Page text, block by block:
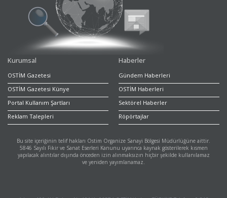
Kurumsal
OSTİM Gazetesi
OSTİM Gazetesi Künye
Portal Kullanım Şartları
Reklam Talepleri
Haberler
Gündem Haberleri
OSTİM Haberleri
Sektörel Haberler
Röpörtajlar
Bu site içeriğinin telif hakları Ostim Organize Sanayi Bölgesi Müdürlüğüne aittir.
5846 Sayılı Fikir ve Sanat Eserleri Kanunu uyarınca kaynak gösterilerek kısmen
yapılacak alıntılar dışında önceden izin alınmaksızın hiçbir şekilde kullanılamaz
ve yeniden yayımlanamaz.